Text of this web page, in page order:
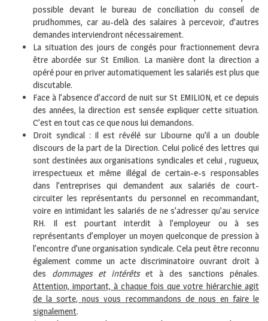
possible devant le bureau de conciliation du conseil de
prudhommes, car au-delà des salaires à percevoir, d’autres
demandes interviendront nécessairement.
La situation des jours de congés pour fractionnement devra
être abordée sur St Emilion. La manière dont la direction a
opéré pour en priver automatiquement les salariés est plus que
discutable.
Face à l’absence d’accord de nuit sur St EMILION, et ce depuis
des années, la direction est sensée expliquer cette situation.
C’est en tout cas ce que nous lui demandons.
Droit syndical : Il est révélé sur Libourne qu’il a un double
discours de la part de la Direction. Celui policé des lettres qui
sont destinées aux organisations syndicales et celui , rugueux,
irrespectueux et même illégal de certain-e-s responsables
dans l’entreprises qui demandent aux salariés de court-
circuiter les représentants du personnel en recommandant,
voire en intimidant les salariés de ne s’adresser qu’au service
RH. Il est pourtant interdit à l’employeur ou à ses
représentants d’employer un moyen quelconque de pression à
l’encontre d’une organisation syndicale. Cela peut être reconnu
également comme un acte discriminatoire ouvrant droit à
des dommages et intérêtset à des sanctions pénales.
Attention, important, à chaque fois que votre hiérarchie agit
de la sorte, nous vous recommandons de nous en faire le
signalement.